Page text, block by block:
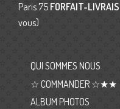
Paris 75 FORFAIT-
vous)
QUI SOMMES NOUS
☆ COMMANDER ☆★★
ALBUM PHOTOS